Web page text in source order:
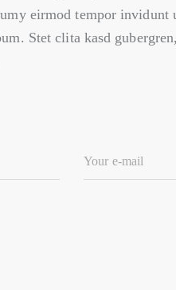
eirmod tempor
Stet clita kasd